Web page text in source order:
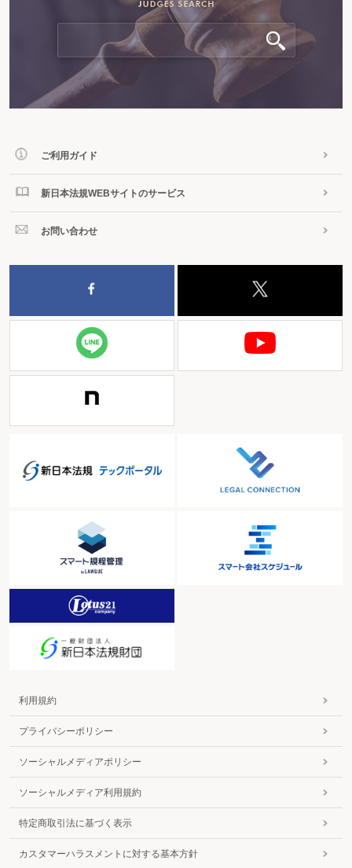
の映像面に表示したものの閲覧をすることができる状態に置く措置
をとることによってすることとされた（通法14②）。
このように、公示送達については、インターネットを利用する方
法に加えて、従前と同様の公示事項が記載された書面を税務署等の
掲示場に掲示する措置又は公示事項をその税務署等に設置した電子
計算機（パソコン）の映像面に表示したものの閲覧をすることがで
た場合には、インターネットの利用に通じない者やインターネット
ことができなくなるため、このような者の公示送達を受ける機会に
なお、公示送達は、上記の措置を開始した日から起算して7日を
用する一定の方法により不特定多数の者が閲覧することができる状
態に置く措置」と「公示事項が記載された書面を税務署等の掲示場
に掲示する措置又は公示事項を税務署等に設置した電子計算機の映
像面に表示したものの閲覧をすることができる状態に置く措置」の
いずれか遅い方の措置が開始された日から起算することとなるもの
と考えられる。
（1）
公示事項とされていたが、公示送達についてインターネットを利用
する方法により行うことで、公示送達に関する情報がインターネッ
トを通じて不特定多数の者に公開されることとなり、その情報への
アクセスが飛躍的に向上することになることを踏まえ、送達を受け
名称」に代えて「送達すべき書類を特定するために必要な情報」が
公示事項とされた。
（3）適用関係
の改正は、改正法の公布の日（令和5年3月31日）から
起算して3年3月を超えない範囲内において政令で定める日以後にす
る公示送達について適用し、同日前にした公示送達については従前
どおりとされている（改正法附則1七、23①）。
処分をそれぞれ定めているが、その処分の内容については、次のと
おりとされている。
① 税理士に対する懲戒処分
イ 懲戒処分の種類
規定している（税理士法44）。
（イ）戒告
（ロ）2年以内の税理士業務の停止
ご利用ガイド
新日本法規WEBサイトのサービス
お問い合わせ
利用規約
プライバシーポリシー
ソーシャルメディアポリシー
ソーシャルメディア利用規約
特定商取引法に基づく表示
カスタマーハラスメントに対する基本方針